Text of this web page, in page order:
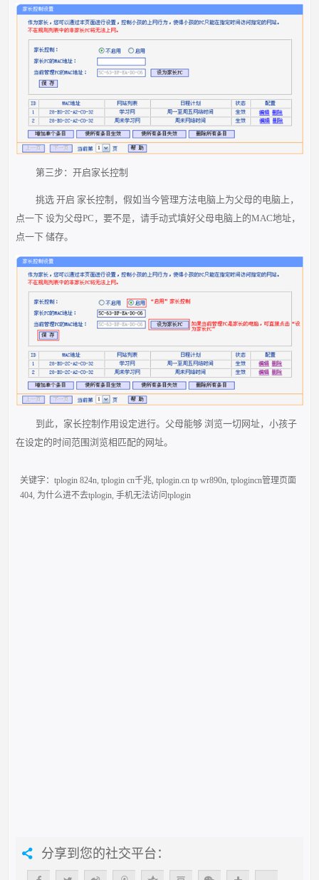
第三步：开启家长控制
挑选 开启 家长控制，假如当今管理方法电脑上为父母的电脑上，
点一下 设为父母PC，要不是，请手动式填好父母电脑上的MAC地址，
点一下 储存。
到此，家长控制作用设定进行。父母能够 浏览一切网址，小孩子
在设定的时间范围浏览相匹配的网址。
关键字：tplogin 824n,tplogin cn千兆,tplogin.cn tp wr890n,tplogincn管理页面
404, 为什么进不去tplogin,手机无法访问tplogin
分享到您的社交平台：